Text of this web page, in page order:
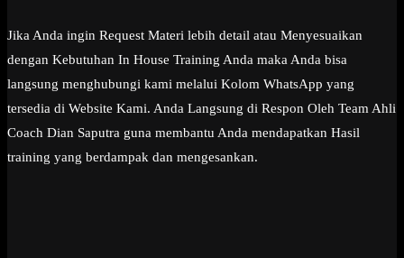
Jika Anda ingin Request Materi lebih detail atau Menyesuaikan
dengan Kebutuhan In House Training Anda maka Anda bisa
langsung menghubungi kami melalui Kolom WhatsApp yang
tersedia di Website Kami. Anda Langsung di Respon Oleh Team Ahli
Coach Dian Saputra guna membantu Anda mendapatkan Hasil
training yang berdampak dan mengesankan.